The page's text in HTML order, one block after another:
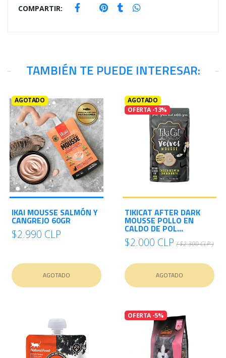
COMPARTIR:
TAMBIÉN TE PUEDE INTERESAR:
AGOTADO
IKAI MOUSSE SALMÓN Y
CANGREJO 60GR
$2.990 CLP
AGOTADO
AGOTADO
OFERTA -13%
TIKICAT AFTER DARK
MOUSSE POLLO EN
CALDO DE POL...
$2.000 CLP ( $2.300 CLP )
AGOTADO
OFERTA -5%